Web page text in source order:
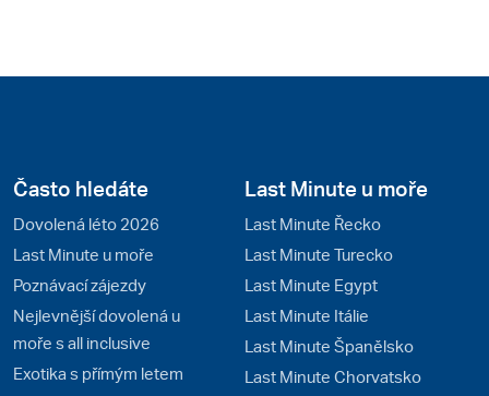
Často hledáte
Dovolená léto 2026
Last Minute u moře
Poznávací zájezdy
Nejlevnější dovolená u
moře s all inclusive
Exotika s přímým letem
Last Minute u moře
Last Minute Řecko
Last Minute Turecko
Last Minute Egypt
Last Minute Itálie
Last Minute Španělsko
Last Minute Chorvatsko